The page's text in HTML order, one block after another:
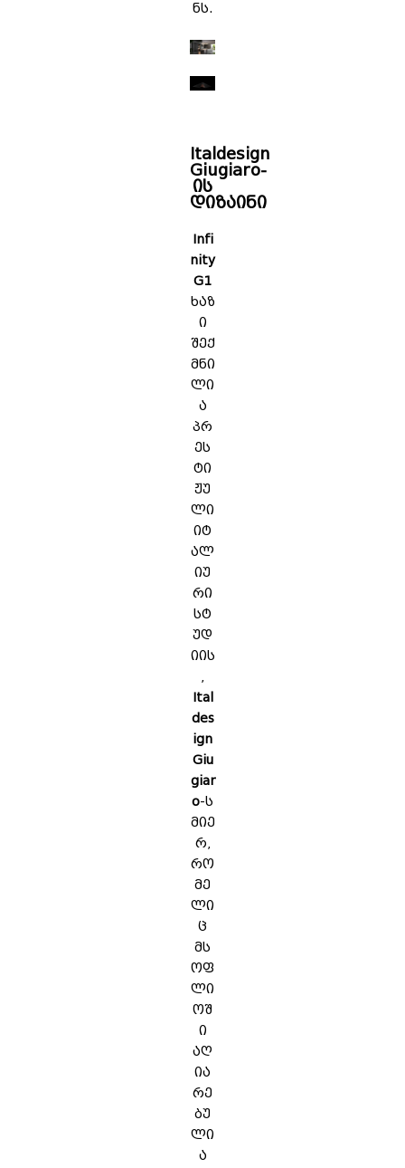
ნს.
Italdesign
Giugiaro-
ის
დიზაინი
Infi
nity
G1
ხაზ
ი
შექ
მნი
ლი
ა
პრ
ეს
ტი
ჟუ
ლი
იტ
ალ
იუ
რი
სტ
უდ
იის
,
Ital
des
ign
Giu
giar
o-ს
მიე
რ,
რო
მე
ლი
ც
მს
ოფ
ლი
ოშ
ი
აღ
ია
რე
ბუ
ლი
ა